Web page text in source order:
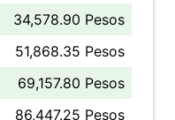
34,578.90 Pesos
51,868.35 Pesos
69,157.80 Pesos
86,447.25 Pesos